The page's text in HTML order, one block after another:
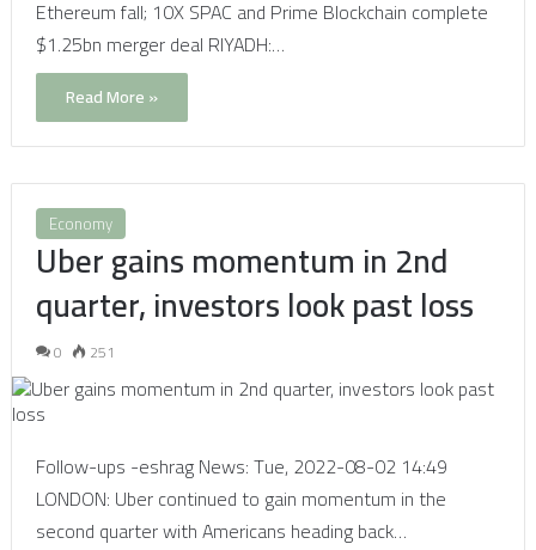
Ethereum fall; 10X SPAC and Prime Blockchain complete
$1.25bn merger deal RIYADH:…
Read More »
Economy
Uber gains momentum in 2nd
quarter, investors look past loss
0 251
Follow-ups -eshrag News: Tue, 2022-08-02 14:49
LONDON: Uber continued to gain momentum in the
second quarter with Americans heading back…